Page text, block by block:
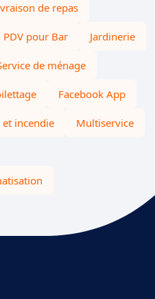
de repas
PDV pour Bar Jardinerie
de ménage
Facebook App
et incendie Multiservice